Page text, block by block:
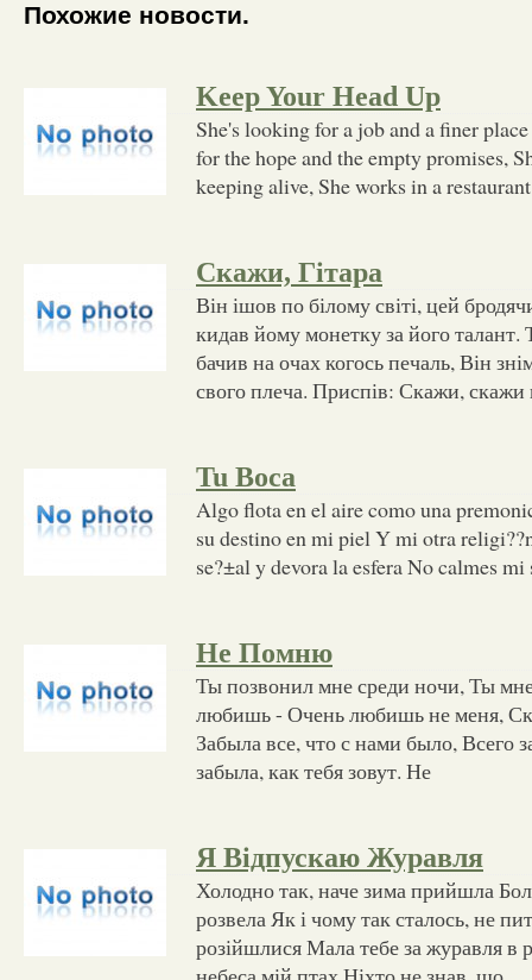
Похожие новости.
Keep Your Head Up
She's looking for a job and a finer
for the hope and the empty promises,
keeping alive, She works in a
Скажи, Гітара
Він ішов по білому світі, цей
кидав йому монетку за його талант.
бачив на очах когось печаль, Він
свого плеча. Приспів: Скажи, скажи
Tu Boca
Algo flota en el aire como una
su destino en mi piel Y mi otra
se?±al y devora la esfera No calmes mi
Не Помню
Ты позвонил мне среди ночи, Ты мне
любишь - Очень любишь не меня,
Забыла все, что с нами было, Всего
забыла, как тебя зовут. Не
Я Відпускаю Журавля
Холодно так, наче зима прийшла
розвела Як і чому так сталось, не
розійшлися Мала тебе за журавля в